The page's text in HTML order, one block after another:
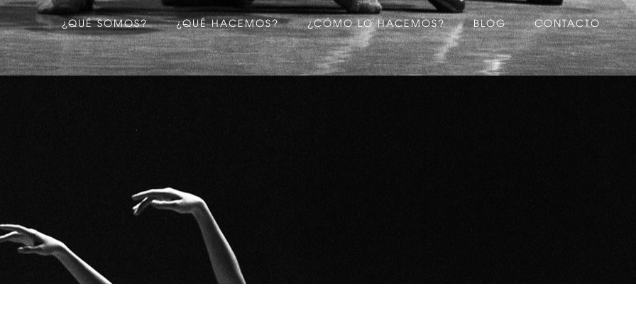
¿QUÉ SOMOS? ¿QUÉ HACEMOS? ¿CÓMO LO HACEMOS? BLOG CONTACTO